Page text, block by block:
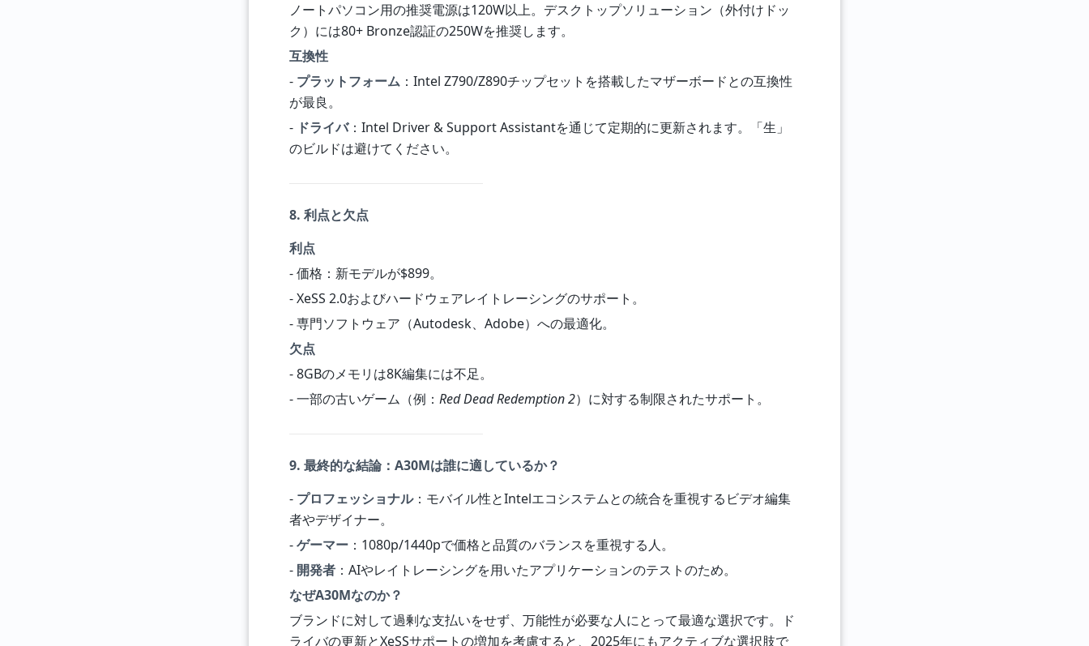
ノートパソコン用の推奨電源は120W以上。デスクトップソリューション（外付けドッ
ク）には80+ Bronze認証の250Wを推奨します。
互換性
- プラットフォーム ：Intel Z790/Z890チップセットを搭載したマザーボードとの互換性
が最良。
- ドライバ：Intel Driver & Support Assistantを通じて定期的に更新されます。「生」
のビルドは避けてください。
8. 利点と欠点
利点
- 価格：新モデルが$899。
- XeSS 2.0およびハードウェアレイトレーシングのサポート。
- 専門ソフトウェア（Autodesk、Adobe）への最適化。
欠点
- 8GBのメモリは8K編集には不足。
- 一部の古いゲーム（例： Red Dead Redemption 2）に対する制限されたサポート。
9. 最終的な結論：A30Mは誰に適しているか？
- プロフェッショナル：モバイル性とIntelエコシステムとの統合を重視するビデオ編集
者やデザイナー。
-ゲーマー ：1080p/1440pで価格と品質のバランスを重視する人。
- 開発者 ：AIやレイトレーシングを用いたアプリケーションのテストのため。
なぜA30Mなのか？
ブランドに対して過剰な支払いをせず、万能性が必要な人にとって最適な選択です。ド
ライバの更新とXeSSサポートの増加を考慮すると、2025年にもアクティブな選択肢で